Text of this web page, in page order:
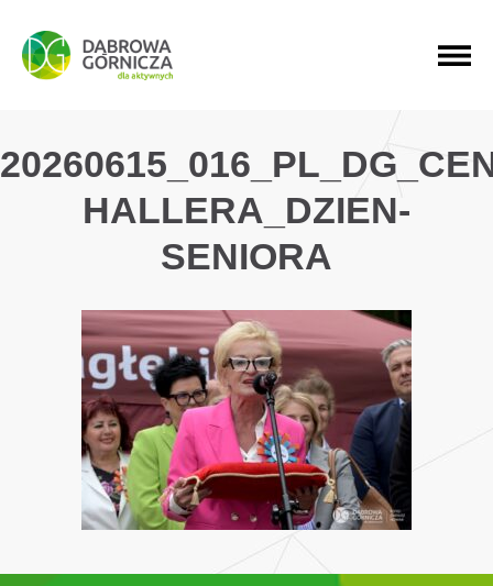
PRZEJDŹ DO MENU GŁÓWNEGO
PRZEJDŹ DO WYSZUKIWARKI
PRZEJDŹ DO TREŚCI
HALLERA_DZIEN-
SENIORA